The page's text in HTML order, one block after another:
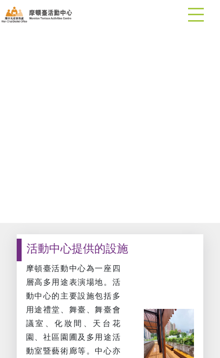
活動中心提供的設施
摩頓臺活動中心為一座四
層高多用途表演場地。活
動中心的主要設施包括多
用途禮堂、舞臺、舞臺會
議室、化妝間、天台花
園、社區園圃及多用途活
動室暨藝術廊等。中心亦